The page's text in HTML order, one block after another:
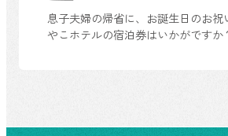
息子夫婦の帰省に、お誕生日のお祝
やこホテルの宿泊券はいかがですか